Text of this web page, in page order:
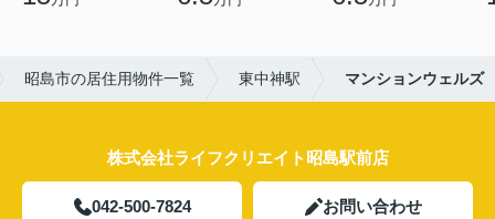
昭島市の居住用物件一覧 東中神駅 マンションウェルズ
株式会社ライフクリエイト昭島駅前店
042-500-7824 お問い合わせ